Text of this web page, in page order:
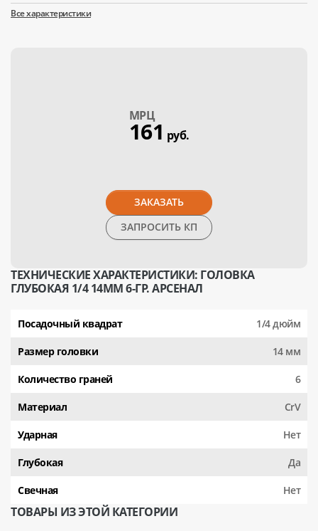
Все характеристики
МPЦ
161 руб.
ЗАКАЗАТЬ
ЗАПРОСИТЬ КП
ТЕХНИЧЕСКИЕ ХАРАКТЕРИСТИКИ: ГОЛОВКА
ГЛУБОКАЯ 1/4 14ММ 6-ГР. АРСЕНАЛ
Посадочный квадрат 1/4 дюйм
Размер головки 14 мм
Количество граней 6
Материал CrV
Ударная Нет
Глубокая Да
Свечная Нет
ТОВАРЫ ИЗ ЭТОЙ КАТЕГОРИИ